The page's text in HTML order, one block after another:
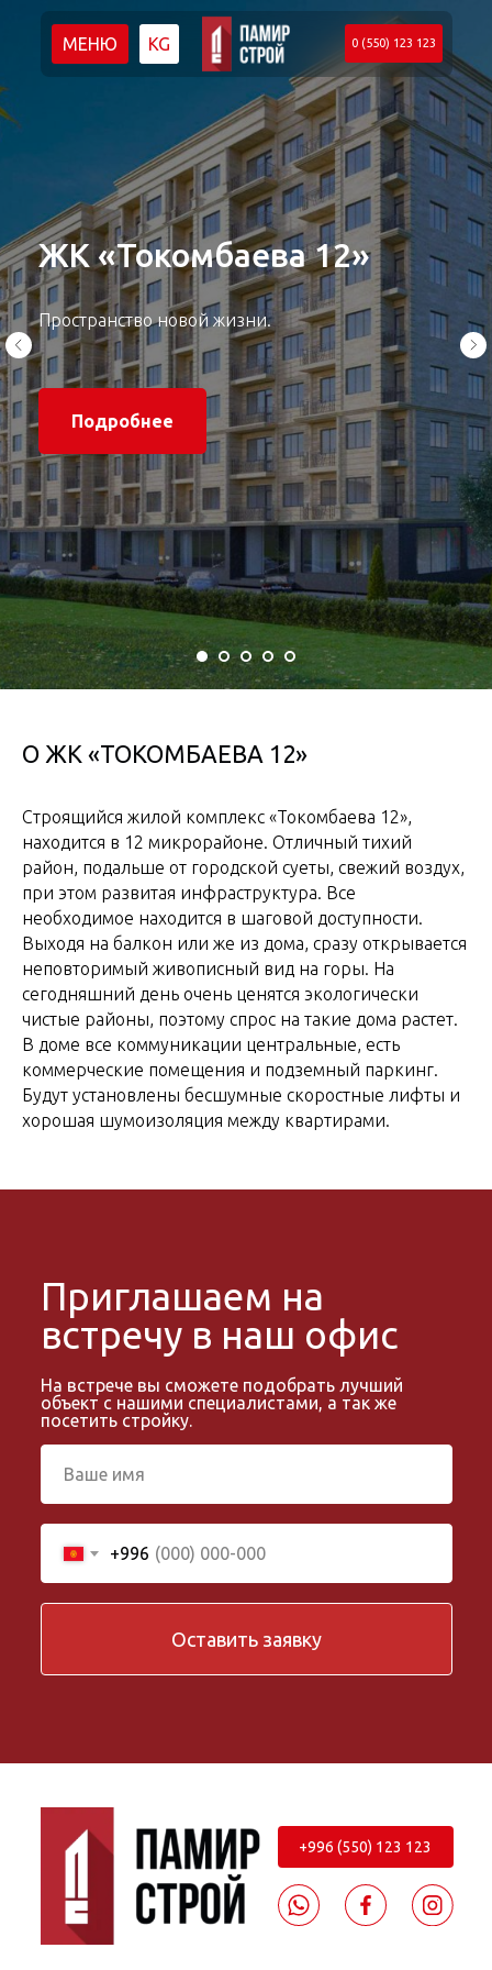
0 (550) 123 123
МЕНЮ KG
ЖК «Токомбаева 12»
Пространство новой жизни.
Подробнее
О ЖК «ТОКОМБАЕВА 12»
Строящийся жилой комплекс «Токомбаева 12»,
находится в 12 микрорайоне. Отличный тихий
район, подальше от городской суеты, свежий воздух,
при этом развитая инфраструктура. Все
необходимое находится в шаговой доступности.
Выходя на балкон или же из дома, сразу открывается
неповторимый живописный вид на горы. На
сегодняшний день очень ценятся экологически
чистые районы, поэтому спрос на такие дома растет.
В доме все коммуникации центральные, есть
коммерческие помещения и подземный паркинг.
Будут установлены бесшумные скоростные лифты и
хорошая шумоизоляция между квартирами.
Приглашаем на
встречу в наш офис
На встрече вы сможете подобрать лучший
объект с нашими специалистами, а так же
посетить стройку.
+996
Оставить заявку
+996 (550) 123 123